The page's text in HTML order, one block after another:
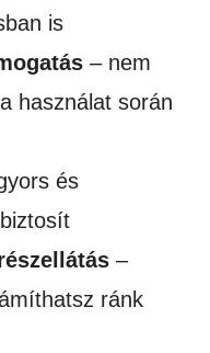
is
– nem
használat során
és
–
ránk